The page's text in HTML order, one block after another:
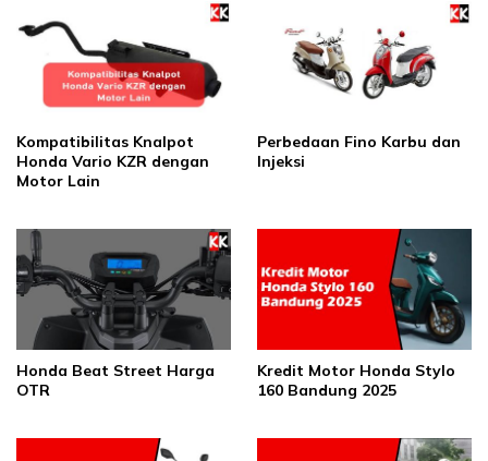
Kompatibilitas Knalpot
Honda Vario KZR dengan
Motor Lain
Perbedaan Fino Karbu dan
Injeksi
Honda Beat Street Harga
OTR
Kredit Motor Honda Stylo
160 Bandung 2025